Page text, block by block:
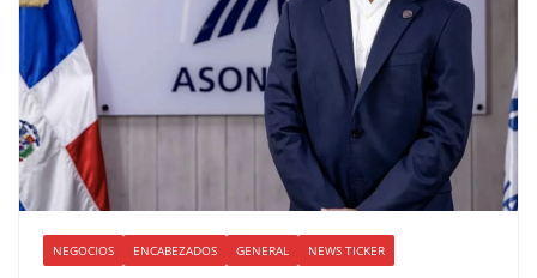
NEGOCIOS ENCABEZADOS GENERAL NEWS TICKER